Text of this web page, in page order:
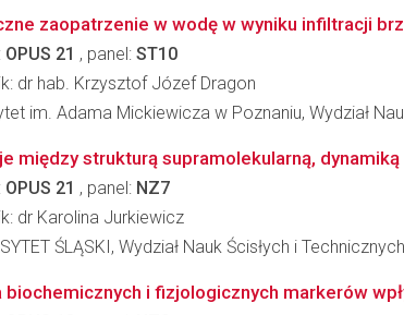
zaopatrzenie w wodę w wyniku infiltracji
OPUS 21 , panel: ST10
dr hab. Krzysztof Józef Dragon
im. Adama Mickiewicza w Poznaniu, Wydział
między strukturą supramolekularną,
OPUS 21 , panel: NZ7
dr Karolina Jurkiewicz
ŚLĄSKI, Wydział Nauk Ścisłych i Technicznych
biochemicznych i fizjologicznych markerów